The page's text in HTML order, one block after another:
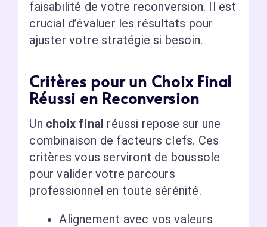
faisabilité de votre reconversion. Il est
crucial d’évaluer les résultats pour
ajuster votre stratégie si besoin.
Critères pour un Choix Final
Réussi en Reconversion
Un choix final réussi repose sur une
combinaison de facteurs clefs. Ces
critères vous serviront de boussole
pour valider votre parcours
professionnel en toute sérénité.
Alignement avec vos valeurs